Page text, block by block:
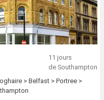
11 jours
de Southampton
> Belfast > Portree >